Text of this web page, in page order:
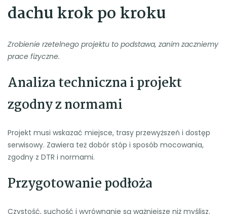
dachu krok po kroku
Zrobienie rzetelnego projektu to podstawa, zanim zaczniemy
prace fizyczne.
Analiza techniczna i projekt
zgodny z normami
Projekt musi wskazać miejsce, trasy przewyższeń i dostęp
serwisowy. Zawiera też dobór stóp i sposób mocowania,
zgodny z DTR i normami.
Przygotowanie podłoża
Czystość, suchość i wyrównanie są ważniejsze niż myślisz.